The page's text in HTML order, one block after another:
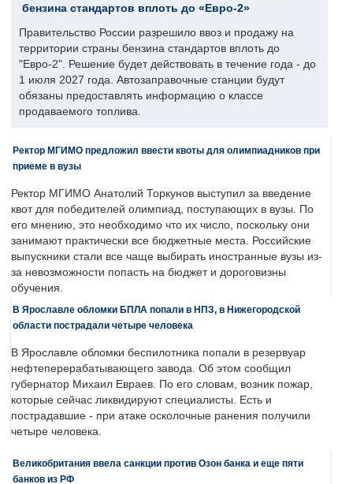
бензина стандартов вплоть до «Евро-2»
Правительство России разрешило ввоз и продажу на
территории страны бензина стандартов вплоть до
"Евро-2". Решение будет действовать в течение года - до
1 июля 2027 года. Автозаправочные станции будут
обязаны предоставлять информацию о классе
продаваемого топлива.
Ректор МГИМО предложил ввести квоты для олимпиадников при
приеме в вузы
Ректор МГИМО Анатолий Торкунов выступил за введение
квот для победителей олимпиад, поступающих в вузы. По
его мнению, это необходимо что их число, поскольку они
занимают практически все бюджетные места. Российские
выпускники стали все чаще выбирать иностранные вузы из-
за невозможности попасть на бюджет и дороговизны
обучения.
В Ярославле обломки БПЛА попали в НПЗ, в Нижегородской
области пострадали четыре человека
В Ярославле обломки беспилотника попали в резервуар
нефтеперерабатывающего завода. Об этом сообщил
губернатор Михаил Евраев. По его словам, возник пожар,
которые сейчас ликвидируют специалисты. Есть и
пострадавшие - при атаке осколочные ранения получили
четыре человека.
Великобритания ввела санкции против Озон банка и еще пяти
банков из РФ